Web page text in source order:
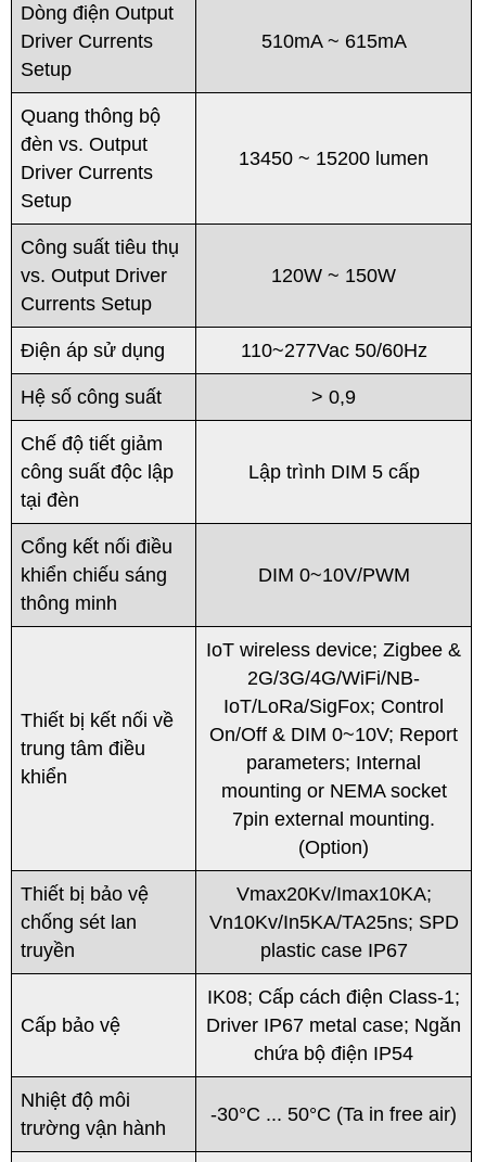
Dòng điện Output
Driver Currents
Setup
510mA ~ 615mA
Quang thông bộ
đèn vs. Output
Driver Currents
Setup
13450 ~ 15200 lumen
Công suất tiêu thụ
vs. Output Driver
Currents Setup
120W ~ 150W
Điện áp sử dụng 110~277Vac 50/60Hz
Hệ số công suất > 0,9
Chế độ tiết giảm
công suất độc lập
tại đèn
Lập trình DIM 5 cấp
Cổng kết nối điều
khiển chiếu sáng
thông minh
DIM 0~10V/PWM
Thiết bị kết nối về
trung tâm điều
khiển
IoT wireless device; Zigbee &
2G/3G/4G/WiFi/NB-
IoT/LoRa/SigFox; Control
On/Off & DIM 0~10V; Report
parameters; Internal
mounting or NEMA socket
7pin external mounting.
(Option)
Thiết bị bảo vệ
chống sét lan
truyền
Vmax20Kv/Imax10KA;
Vn10Kv/In5KA/TA25ns; SPD
plastic case IP67
Cấp bảo vệ
IK08; Cấp cách điện Class-1;
Driver IP67 metal case; Ngăn
chứa bộ điện IP54
Nhiệt độ môi
trường vận hành
-30°C ... 50°C (Ta in free air)